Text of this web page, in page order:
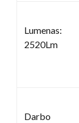
Lumenas:
2520Lm
Darbo